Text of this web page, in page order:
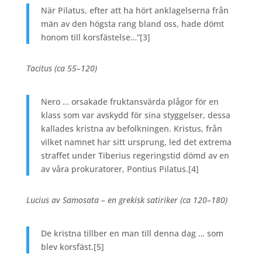
När Pilatus, efter att ha hört anklagelserna från
män av den högsta rang bland oss, hade dömt
honom till korsfästelse…”[3]
Tacitus (ca 55–120)
Nero … orsakade fruktansvärda plågor för en
klass som var avskydd för sina styggelser, dessa
kallades kristna av befolkningen. Kristus, från
vilket namnet har sitt ursprung, led det extrema
straffet under Tiberius regeringstid dömd av en
av våra prokuratorer, Pontius Pilatus.[4]
Lucius av Samosata – en grekisk satiriker (ca 120–180)
De kristna tillber en man till denna dag … som
blev korsfäst.[5]